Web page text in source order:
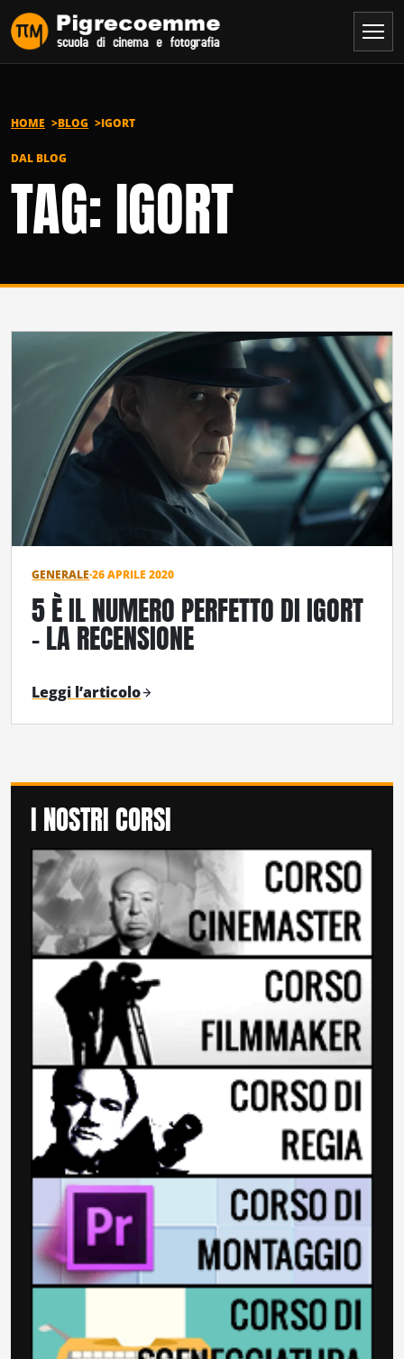
Vai al contenuto
HOME BLOG IGORT
DAL BLOG
TAG: IGORT
GENERALE·26 APRILE 2020
5 È IL NUMERO PERFETTO DI IGORT
– LA RECENSIONE
Leggi l’articolo
I NOSTRI CORSI